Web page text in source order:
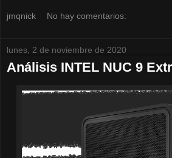
jmqnick No hay comentarios:
lunes, 2 de noviembre de 2020
Análisis INTEL NUC 9